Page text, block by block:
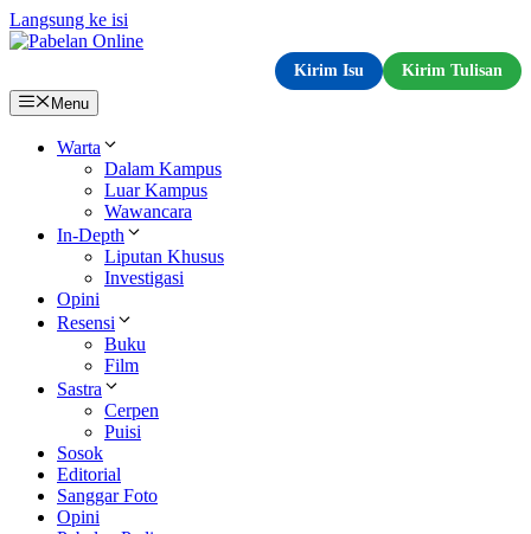
Langsung ke isi
Kirim Isu
Kirim Tulisan
Menu
Warta
Dalam Kampus
Luar Kampus
Wawancara
In-Depth
Liputan Khusus
Investigasi
Opini
Resensi
Buku
Film
Sastra
Cerpen
Puisi
Sosok
Editorial
Sanggar Foto
Opini